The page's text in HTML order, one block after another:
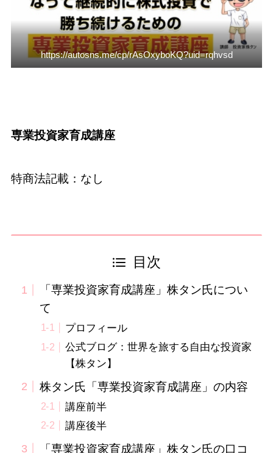
https://autosns.me/cp/rAsOxyboKQ?uid=rqhvsd
専業投資家育成講座
特商法記載：なし
目次
「専業投資家育成講座」株タン氏につい
て
プロフィール
公式ブログ：世界を旅する自由な投資家
【株タン】
株タン氏「専業投資家育成講座」の内容
講座前半
講座後半
「専業投資家育成講座」株タン氏の口コ